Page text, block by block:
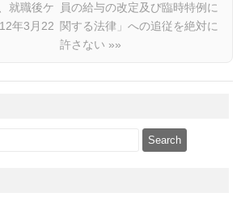
就職後ケ
年3月22
員の給与の改定及び臨時特例に
関する法律」への追従を絶対に
許さない »»